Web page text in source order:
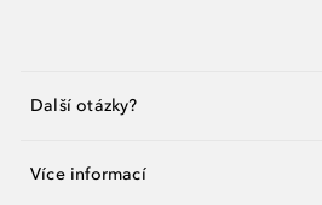
Další otázky?
Více informací